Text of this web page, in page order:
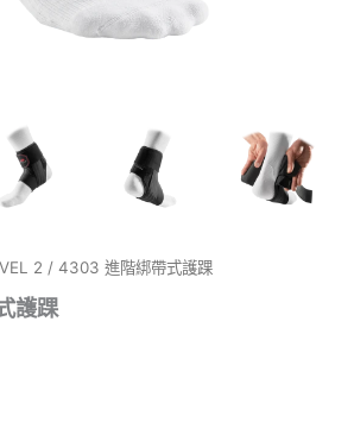
2 / 4303 進階綁帶式護踝
護踝